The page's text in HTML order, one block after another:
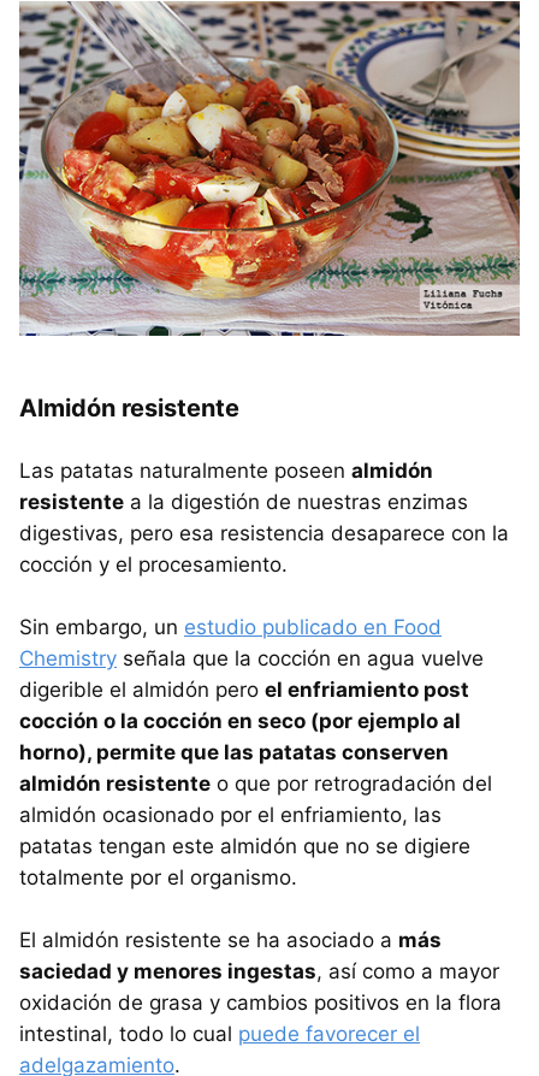
Almidón resistente
Las patatas naturalmente poseen almidón
resistente a la digestión de nuestras enzimas
digestivas, pero esa resistencia desaparece con la
cocción y el procesamiento.
Sin embargo, un estudio publicado en Food
Chemistry señala que la cocción en agua vuelve
digerible el almidón pero el enfriamiento post
cocción o la cocción en seco (por ejemplo al
horno), permite que las patatas conserven
almidón resistente o que por retrogradación del
almidón ocasionado por el enfriamiento, las
patatas tengan este almidón que no se digiere
totalmente por el organismo.
El almidón resistente se ha asociado a más
saciedad y menores ingestas, así como a mayor
oxidación de grasa y cambios positivos en la flora
intestinal, todo lo cual puede favorecer el
adelgazamiento.